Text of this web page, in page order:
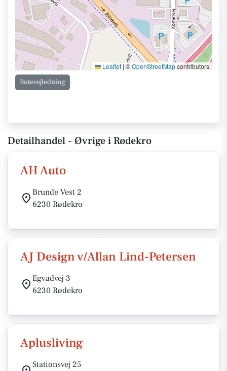
Leaflet |©OpenStreetMapcontributors
Rutevejledning
Detailhandel - Øvrige i Rødekro
AH Auto
Brunde Vest 2
6230 Rødekro
AJ Design v/Allan Lind-Petersen
Egvadvej 3
6230 Rødekro
Aplusliving
Stationsvej 25